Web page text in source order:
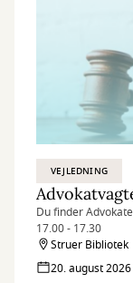
VEJLEDNING
Du finder
17.00 - 17.30
Struer Bibliotek
20. august 2026